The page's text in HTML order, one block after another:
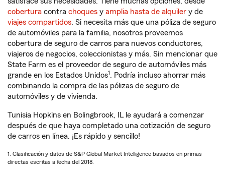
cobertura contra choques y amplia hasta de alquiler y de
viajes compartidos. Si necesita más que una póliza de seguro
de automóviles para la familia, nosotros proveemos
cobertura de seguro de carros para nuevos conductores,
viajeros de negocios, coleccionistas y más. Sin mencionar que
State Farm es el proveedor de seguro de automóviles más
grande en los Estados Unidos1. Podría incluso ahorrar más
combinando la compra de las pólizas de seguro de
automóviles y de vivienda.
Tunisia Hopkins en Bolingbrook, IL le ayudará a comenzar
después de que haya completado una cotización de seguro
de carros en línea. ¡Es rápido y sencillo!
1. Clasificación y datos de S&P Global Market Intelligence basados en primas
directas escritas a fecha del 2018.